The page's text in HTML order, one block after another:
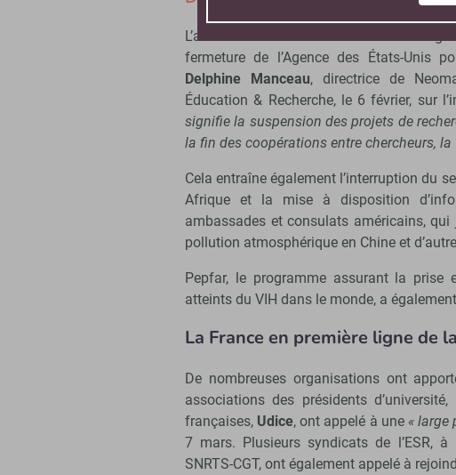
L’aide internationale à la recherche est
fermeture de l’Agence des États-Unis
Delphine Manceau, directrice de
Éducation & Recherche, le 6 février, sur
signifie la suspension des projets de
la fin des coopérations entre chercheurs,
Cela entraîne également l’interruption du
Afrique et la mise à disposition
ambassades et consulats américains,
pollution atmosphérique en Chine et
Pepfar, le programme assurant la prise
atteints du VIH dans le monde, a
La France en première ligne de
De nombreuses organisations ont
associations des présidents d’université,
françaises, Udice, ont appelé à une « large
7 mars. Plusieurs syndicats de l’ESR, à
SNRTS-CGT, ont également appelé à